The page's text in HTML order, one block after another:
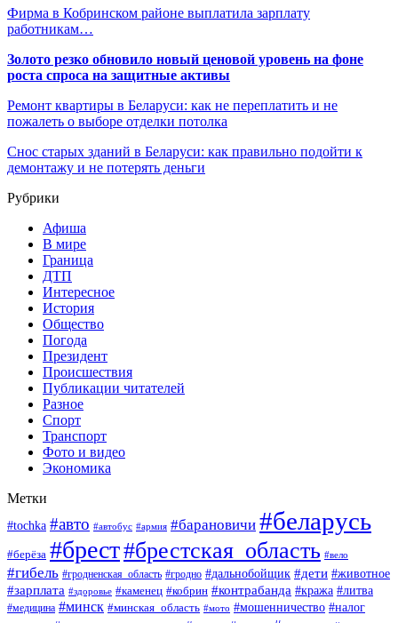
Фирма в Кобринском районе выплатила зарплату
работникам…
Золото резко обновило новый ценовой уровень на фоне
роста спроса на защитные активы
Ремонт квартиры в Беларуси: как не переплатить и не
пожалеть о выборе отделки потолка
Снос старых зданий в Беларуси: как правильно подойти к
демонтажу и не потерять деньги
Рубрики
Афиша
В мире
Граница
ДТП
Интересное
История
Общество
Погода
Президент
Происшествия
Публикации читателей
Разное
Спорт
Транспорт
Фото и видео
Экономика
Метки
#tochka #авто #автобус #армия #барановичи #беларусь
#берёза #брест#брестская_область #вело
#гибель #гродненская_область #гродно #дальнобойщик #дети #животное
#зарплата #здоровье #каменец #кобрин #контрабанда #кража #литва
#медицина #минск #минская_область #мото #мошенничество #налог